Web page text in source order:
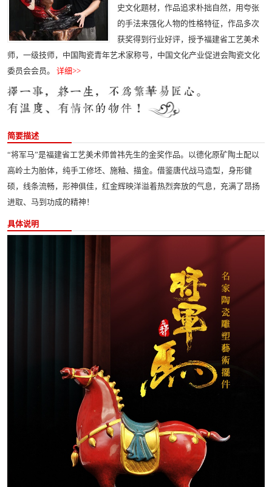
史文化题材，作品追求朴拙自然，用夸张
的手法来强化人物的性格特征，作品多次
获奖得到行业好评，授予福建省工艺美术
师，一级技师，中国陶瓷青年艺术家称号，中国文化产业促进会陶瓷文化
委员会会员。 详细>>
简要描述
“将军马”是福建省工艺美术师曾祎先生的金奖作品。以德化原矿陶土配以
高岭土为胎体，纯手工修坯、施釉、描金。借鉴唐代战马造型，身形健
硕，线条流畅，形神俱佳，红金辉映洋溢着热烈奔放的气息，充满了昂扬
进取、马到功成的精神！
具体说明